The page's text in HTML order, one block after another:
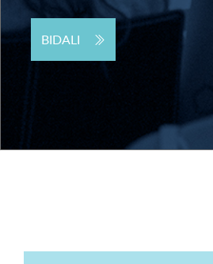
BIDALI